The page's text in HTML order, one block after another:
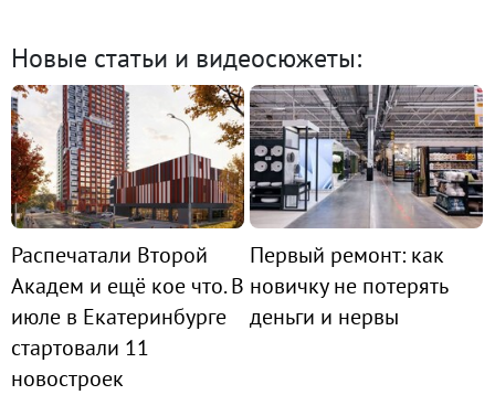
Новые статьи и видеосюжеты:
Распечатали Второй
Академ и ещё кое что. В
июле в Екатеринбурге
стартовали 11
новостроек
Первый ремонт: как
новичку не потерять
деньги и нервы